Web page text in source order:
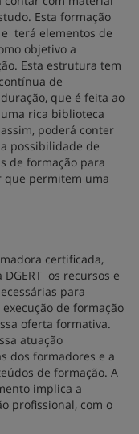
Esta formação
terá elementos de
objetivo a
Esta estrutura tem
de
que é feita ao
rica biblioteca
poderá conter
possibilidade de
de formação para
que permitem uma
certificada,
os recursos e
para
de formação
oferta formativa.
atuação
dos formadores e a
de formação. A
implica a
profissional, com o